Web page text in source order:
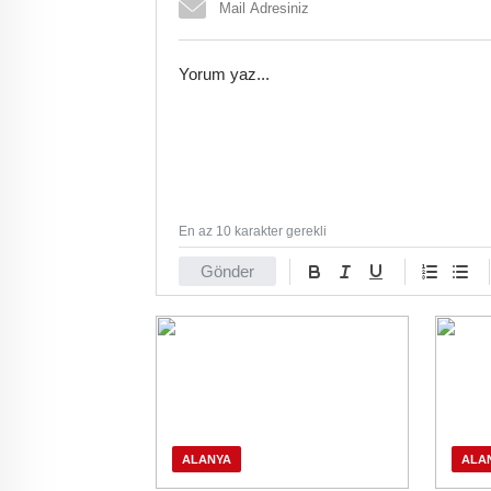
Gönder
En az 10 karakter gerekli
ALANYA